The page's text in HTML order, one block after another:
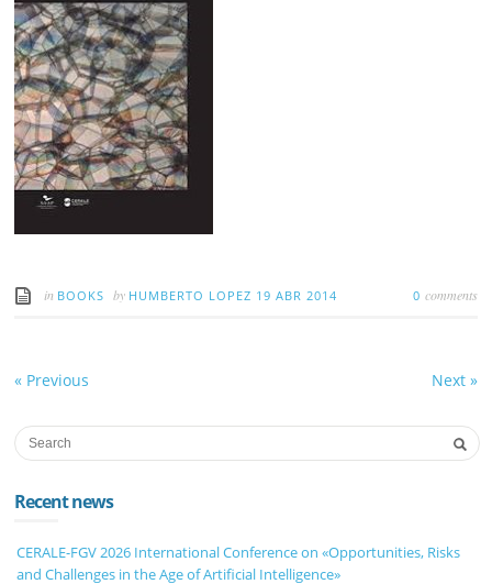
in BOOKS by HUMBERTO LOPEZ 19 ABR 2014 0 comments
« Previous Next »
Recent news
CERALE-FGV 2026 International Conference on «Opportunities, Risks
and Challenges in the Age of Artificial Intelligence»